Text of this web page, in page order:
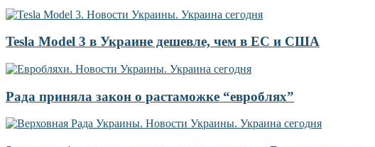
Tesla Model 3 в Украине дешевле, чем в ЕС и США
Рада приняла закон о растаможке “евроблях”